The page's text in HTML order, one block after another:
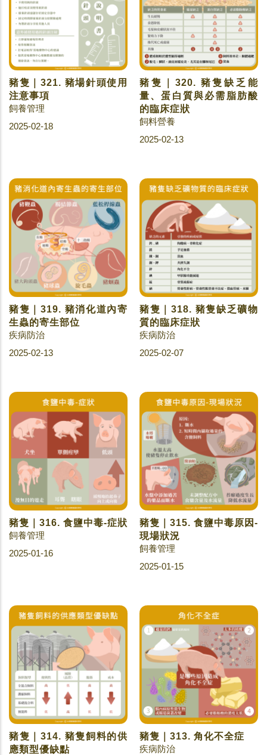
豬隻｜321. 豬場針頭使用
注意事項
飼養管理
2025-02-18
豬隻｜320. 豬隻缺乏能
量、蛋白質與必需脂肪酸
的臨床症狀
飼料營養
2025-02-13
豬隻｜319. 豬消化道內寄
生蟲的寄生部位
疾病防治
2025-02-13
豬隻｜318. 豬隻缺乏礦物
質的臨床症狀
疾病防治
2025-02-07
豬隻｜316. 食鹽中毒-症狀
飼養管理
2025-01-16
豬隻｜315. 食鹽中毒原因-
現場狀況
飼養管理
2025-01-15
豬隻｜314. 豬隻飼料的供
應類型優缺點
豬隻｜313. 角化不全症
疾病防治